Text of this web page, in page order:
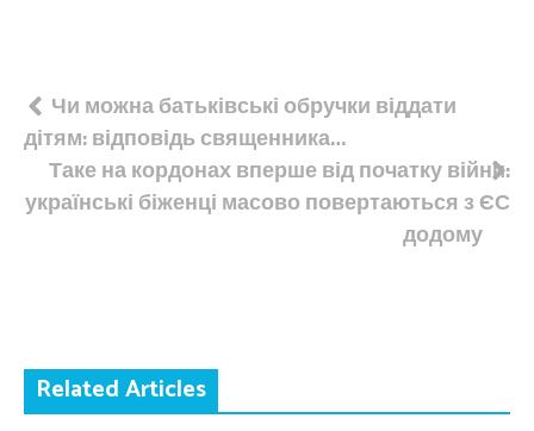
Навігація
записів
Чи можна батьківські обручки віддати
дітям: відповідь священника…
Таке на кордонах вперше від початку війни:
українські біженці масово повертаються з ЄС
додому
Related Articles